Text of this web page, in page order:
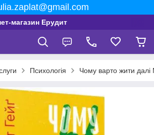
магазин Ерудит
Психологія Чому варто жити далі